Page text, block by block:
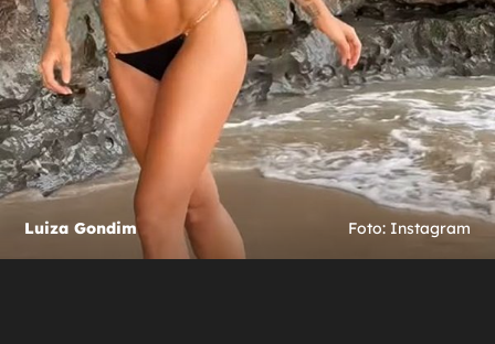
Luiza Gondim Foto: Instagram